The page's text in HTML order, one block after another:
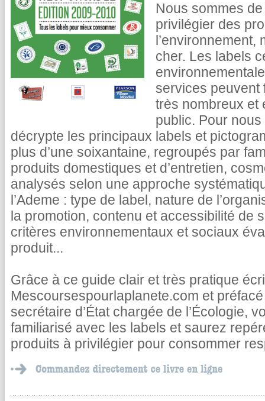
Nous sommes
privilégier des
l’environnement,
cher. Les labels
services peuvent
très nombreux et
public. Pour
décrypte les principaux labels et
plus d’une soixantaine, regroupés par
produits domestiques et d’entretien,
analysés selon une approche
l’Ademe : type de label, nature de
la promotion, contenu et accessibilité de
critères environnementaux et sociaux
produit...
Grâce à ce guide clair et très pratique
Mescoursespourlaplanete.com et
secrétaire d’État chargée de l’Écologie,
familiarisé avec les labels et saurez
produits à privilégier pour consommer